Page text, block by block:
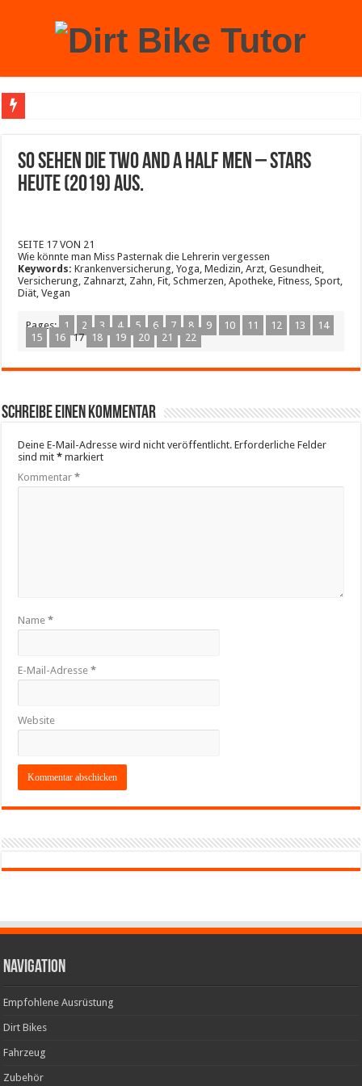
SO sehen die Two And A Half Men – Stars
HEUTE (2019) aus.
SEITE 17 VON 21
Wie könnte man Miss Pasternak die Lehrerin vergessen
Keywords: Krankenversicherung, Yoga, Medizin, Arzt, Gesundheit,
Versicherung, Zahnarzt, Zahn, Fit, Schmerzen, Apotheke, Fitness, Sport,
Diät, Vegan
Pages: 1 2 3 4 5 6 7 8 9 10 11 12 13
14
15
16 17 18 19 20 21 22
Schreibe einen Kommentar
Deine E-Mail-Adresse wird nicht veröffentlicht. Erforderliche Felder
sind mit* markiert
Kommentar*
Name*
E-Mail-Adresse*
Website
Navigation
Empfohlene Ausrüstung
Dirt Bikes
Fahrzeug
Zubehör